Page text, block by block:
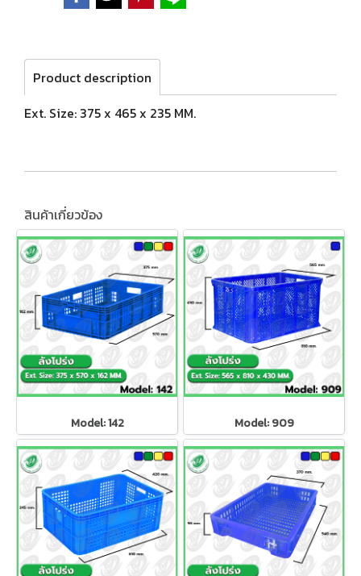
Product description
Ext. Size: 375 x 465 x 235 MM.
สินค้าเกี่ยวข้อง
Model: 142 Model: 909